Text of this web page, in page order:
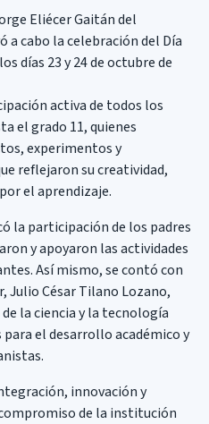
Eliécer Gaitán del
a cabo la celebración del Día
días 23 y 24 de octubre de
activa de todos los
el grado 11, quienes
experimentos y
reflejaron su creatividad,
el aprendizaje.
la participación de los padres
y apoyaron las actividades
Así mismo, se contó con
Julio César Tilano Lozano,
la ciencia y la tecnología
el desarrollo académico y
innovación y
de la institución